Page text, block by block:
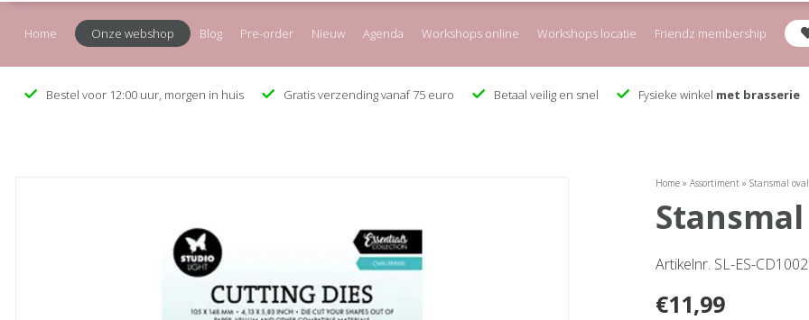
Home Onze webshop Blog Pre-order Nieuw Agenda Workshops online Workshops locatie Friendz membership
Bestel voor 12:00 uur, morgen in huis Gratis verzending vanaf 75 euro Betaal veilig en snel Fysieke winkel met brasserie
Home »Assortiment »Stansmal
Artikelnr. SL-ES-CD1002
€11,99